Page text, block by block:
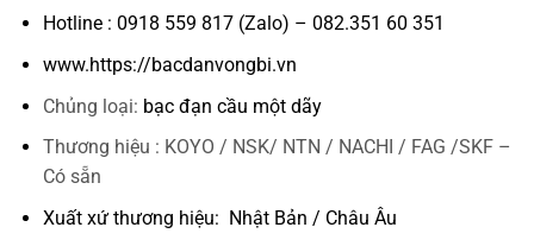
Hotline : 0918 559 817 (Zalo) – 082.351 60 351
www.https://bacdanvongbi.vn
Chủng loại: bạc đạn cầu một dãy
Thương hiệu : KOYO / NSK/ NTN / NACHI / FAG /SKF –
Có sẵn
Xuất xứ thương hiệu: Nhật Bản / Châu Âu